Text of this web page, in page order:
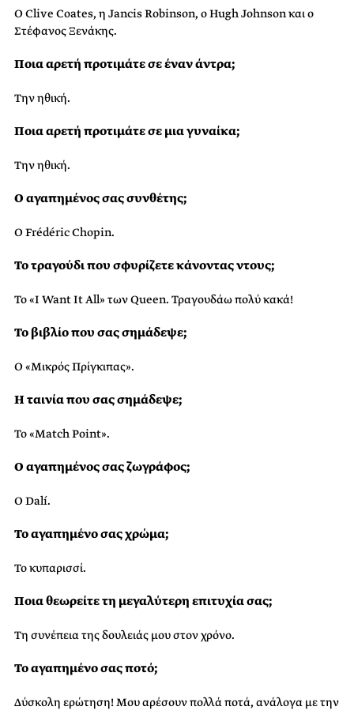
Ο Clive Coates, η Jancis Robinson, ο Hugh Johnson και ο
Στέφανος Ξενάκης.
Ποια αρετή προτιμάτε σε έναν άντρα;
Την ηθική.
Ποια αρετή προτιμάτε σε μια γυναίκα;
Την ηθική.
Ο αγαπημένος σας συνθέτης;
Ο Frédéric Chopin.
Το τραγούδι που σφυρίζετε κάνοντας ντους;
Το «I Want It All» των Queen. Τραγουδάω πολύ κακά!
Το βιβλίο που σας σημάδεψε;
Ο «Μικρός Πρίγκιπας».
Η ταινία που σας σημάδεψε;
Το «Match Point».
Ο αγαπημένος σας ζωγράφος;
O Dalí.
Το αγαπημένο σας χρώμα;
Το κυπαρισσί.
Ποια θεωρείτε τη μεγαλύτερη επιτυχία σας;
Τη συνέπεια της δουλειάς μου στον χρόνο.
Το αγαπημένο σας ποτό;
Δύσκολη ερώτηση! Μου αρέσουν πολλά ποτά, ανάλογα με την